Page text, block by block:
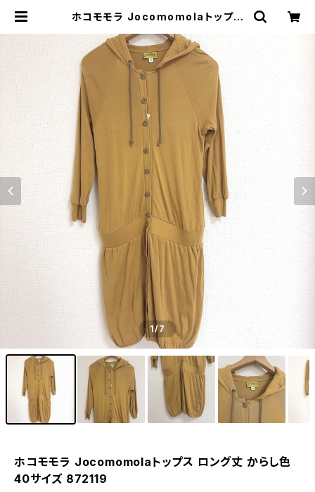
ホコモモラ Jocomomolaトップス
9 | Ethical Store
1/7
ホコモモラ Jocomomolaトップス ロング丈 からし色
40サイズ 872119